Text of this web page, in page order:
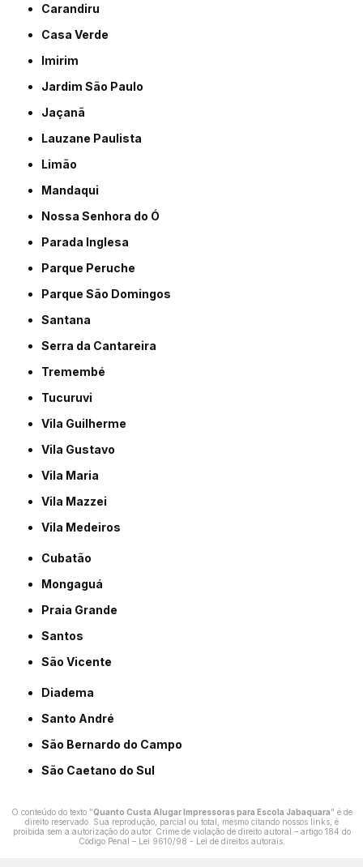
Carandiru
Casa Verde
Imirim
Jardim São Paulo
Jaçanã
Lauzane Paulista
Limão
Mandaqui
Nossa Senhora do Ó
Parada Inglesa
Parque Peruche
Parque São Domingos
Santana
Serra da Cantareira
Tremembé
Tucuruvi
Vila Guilherme
Vila Gustavo
Vila Maria
Vila Mazzei
Vila Medeiros
Cubatão
Mongaguá
Praia Grande
Santos
São Vicente
Diadema
Santo André
São Bernardo do Campo
São Caetano do Sul
O conteúdo do texto "Quanto Custa Alugar Impressoras para Escola Jabaquara" é de
direito reservado. Sua reprodução, parcial ou total, mesmo citando nossos links, é
proibida sem a autorização do autor. Crime de violação de direito autoral – artigo 184 do
Código Penal – Lei 9610/98 - Lei de direitos autorais.